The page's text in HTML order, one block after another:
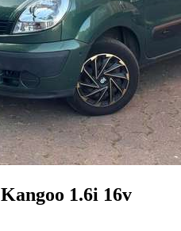
Kangoo 1.6i 16v